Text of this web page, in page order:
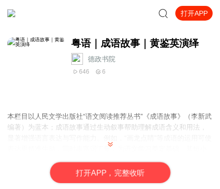
打开APP
粤语｜成语故事｜黄鉴英演绎
德政书院
646 6
本栏目以人民文学出版社“语文阅读推荐丛书”《成语故事》（李新武
编著）为蓝本；成语故事通过生动叙事帮助理解成语含义和用法，
表达更精准生动，同时丰富词汇量，为语文学习奠定基础。其短小
打开APP，完整收听